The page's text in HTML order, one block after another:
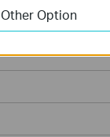
Other Option